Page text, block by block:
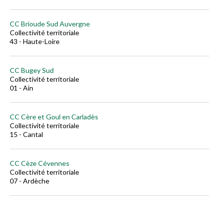
CC Brioude Sud Auvergne
Collectivité territoriale
43 - Haute-Loire
CC Bugey Sud
Collectivité territoriale
01 - Ain
CC Cère et Goul en Carladès
Collectivité territoriale
15 - Cantal
CC Cèze Cévennes
Collectivité territoriale
07 - Ardèche